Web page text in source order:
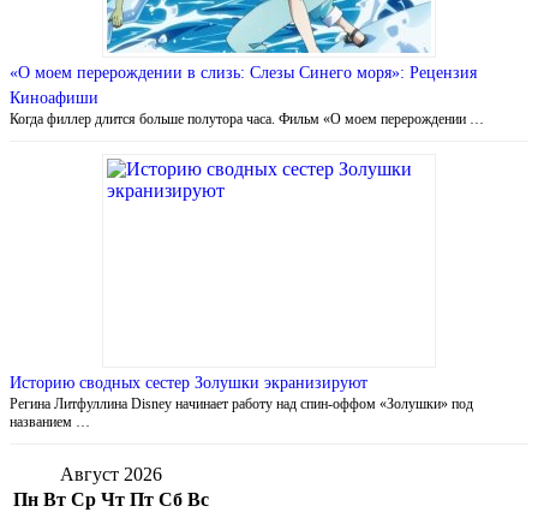
«О моем перерождении в слизь: Слезы Синего моря»: Рецензия
Киноафиши
Когда филлер длится больше полутора часа. Фильм «О моем перерождении …
Историю сводных сестер Золушки экранизируют
Регина Литфуллина Disney начинает работу над спин-оффом «Золушки» под
названием …
Август 2026
Пн Вт Ср Чт Пт Сб Вс